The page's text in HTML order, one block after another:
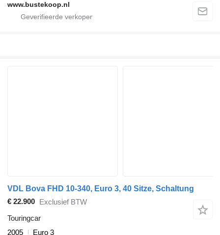
www.bustekoop.nl
VDL Bova FHD 10-340, Euro 3, 40 Sitze, Schaltung
€ 22.900 Exclusief BTW
Touringcar
2005
Euro 3